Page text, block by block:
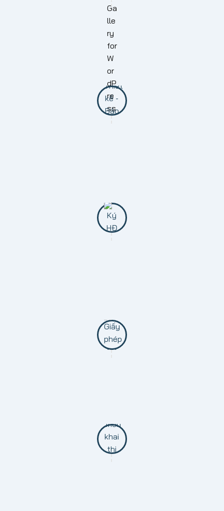
BƯỚC 1: TƯ VẤN KHẢO SÁT
nắm được tâm nguyện của bạn.
toán cụ thể cho từng hạn mục thi công.
Thủ tục quan trọng đầu tiên để khởi công xây dựng